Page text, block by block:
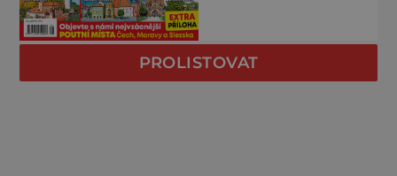
PROLISTOVAT